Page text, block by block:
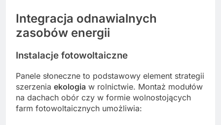
Integracja odnawialnych
zasobów energii
Instalacje fotowoltaiczne
Panele słoneczne to podstawowy element strategii
szerzenia ekologia w rolnictwie. Montaż modułów
na dachach obór czy w formie wolnostojących
farm fotowoltaicznych umożliwia: